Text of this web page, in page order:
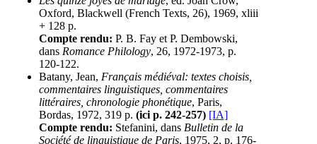
Oxford, Blackwell (French Texts, 26), 1969, xliii
+ 128 p.
Compte rendu: P. B. Fay et P. Dembowski,
dans Romance Philology, 26, 1972-1973, p.
120-122.
Batany, Jean, Français médiéval: textes choisis,
commentaires linguistiques, commentaires
littéraires, chronologie phonétique, Paris,
Bordas, 1972, 319 p. (ici p. 242-257) [IA]
Compte rendu: Stefanini, dans Bulletin de la
Société de linguistique de Paris, 1975, 2, p. 176-